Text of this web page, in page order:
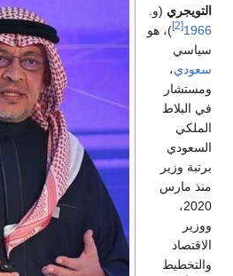
التويجري (و.
1966
[2]
)، هو
سياسي
سعودي،
ومستشار
في البلاط
الملكي
السعودي
برتبة وزير
منذ مارس
2020،
ووزير
الاقتصاد
والتخطيط